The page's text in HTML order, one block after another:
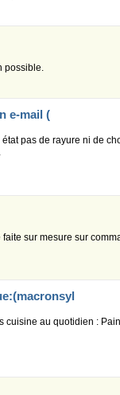
possible.
e-mail (
pas de rayure ni de
sur mesure sur
cuisine au quotidien :